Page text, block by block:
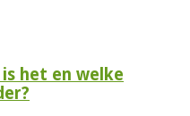
het en welke